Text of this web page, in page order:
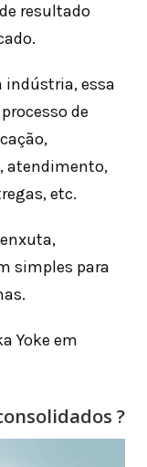
resultado
indústria, essa
de
atendimento,
etc.
simples para
Yoke em
?